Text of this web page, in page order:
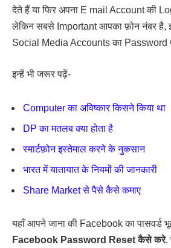
देते हैं या फिर अपना E mail Account की
लेकिन सबसे Important आपका फ़ोन नंबर है,
Social Media Accounts का Password
इन्हें भी जरूर पढ़ें-
Computer का अविष्कार किसने किया था
DP का मतलब क्या होता है
स्मार्टफ़ोन इस्तेमाल करने के नुकसान
भारत में यातायात के नियमों की जानकारी
Share Market से पैसे कैसे कमाए
यहाँ आपने जाना की Facebook का पासवर्ड
Facebook Password Reset कैसे करे.